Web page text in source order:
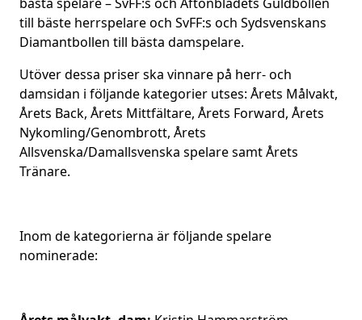
till bäste herrspelare och SvFF:s och Sydsvenskans
Diamantbollen till bästa damspelare.
Utöver dessa priser ska vinnare på herr- och
damsidan i följande kategorier utses: Årets Målvakt,
Årets Back, Årets Mittfältare, Årets Forward, Årets
Nykomling/Genombrott, Årets
Allsvenska/Damallsvenska spelare samt Årets
Tränare.
Inom de kategorierna är följande spelare
nominerade: